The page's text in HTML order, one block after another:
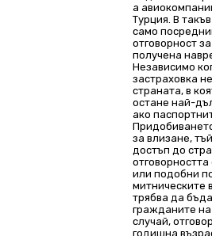
а
Турция. В
само
отговорност
получена
Независимо
застраховка
страната, в
остане най-
ако
за влизане,
достъп до
или подобни
митническите
трябва да
гражданите на
случай,
годишна